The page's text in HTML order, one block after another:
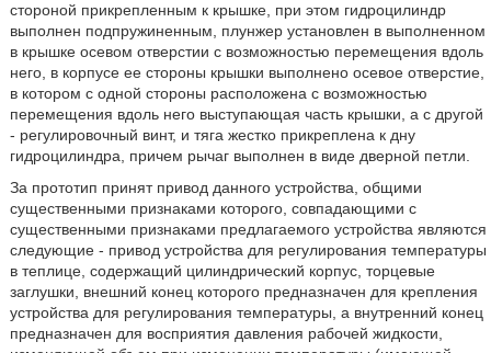
стороной прикрепленным к крышке, при этом гидроцилиндр
выполнен подпружиненным, плунжер установлен в выполненном
в крышке осевом отверстии с возможностью перемещения вдоль
него, в корпусе ее стороны крышки выполнено осевое отверстие,
в котором с одной стороны расположена с возможностью
перемещения вдоль него выступающая часть крышки, а с другой
- регулировочный винт, и тяга жестко прикреплена к дну
гидроцилиндра, причем рычаг выполнен в виде дверной петли.
За прототип принят привод данного устройства, общими
существенными признаками которого, совпадающими с
существенными признаками предлагаемого устройства являются
следующие - привод устройства для регулирования температуры
в теплице, содержащий цилиндрический корпус, торцевые
заглушки, внешний конец которого предназначен для крепления
устройства для регулирования температуры, а внутренний конец
предназначен для восприятия давления рабочей жидкости,